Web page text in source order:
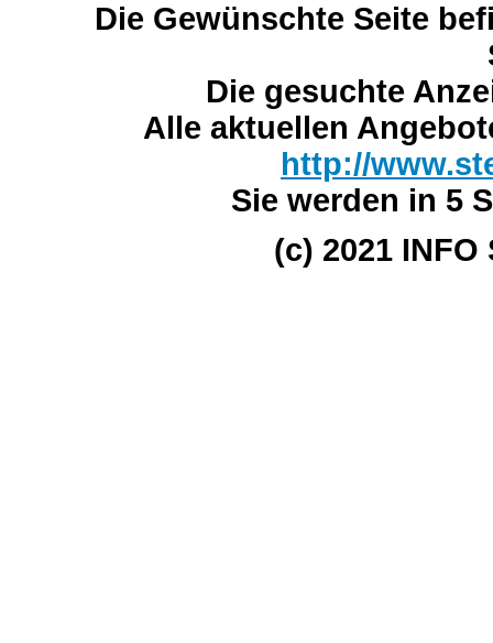
Die Gewünschte Seite
Die gesuchte
Alle aktuellen
http://
Sie werden in 5
(c) 2021